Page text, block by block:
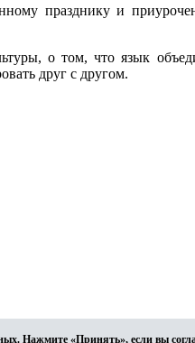
празднику и
о том, что язык
друг с другом.
Нажмите «Принять», если вы